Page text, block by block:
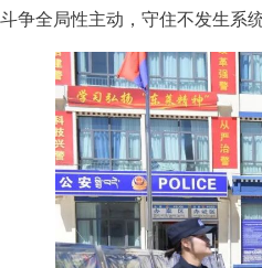
斗争全局性主动，守住不发生系